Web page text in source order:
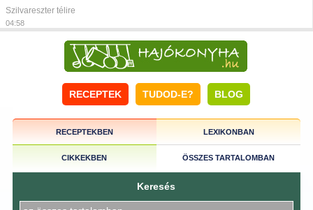
Szilvareszter télire
04:58
RECEPTEK TUDOD-E? BLOG
RECEPTEKBEN LEXIKONBAN
CIKKEKBEN ÖSSZES TARTALOMBAN
Keresés